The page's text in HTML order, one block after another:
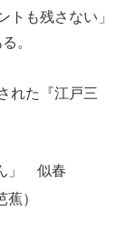
トも残さない」
。
れた『江戸三
」 似春
）